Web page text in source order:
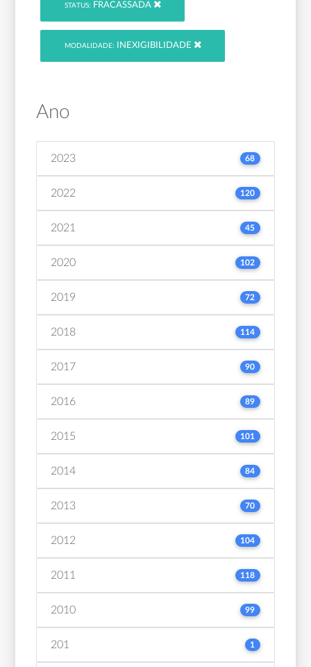
STATUS: FRACASSADA
MODALIDADE: INEXIGIBILIDADE
Ano
2023 68
2022 120
2021 45
2020 102
2019 72
2018 114
2017 90
2016 89
2015 101
2014 84
2013 70
2012 104
2011 118
2010 99
201 1